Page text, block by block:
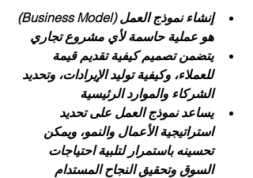
إنشاء نموذج العمل (Business Model)
هو عملية حاسمة لأي مشروع تجاري
يتضمن تصميم كيفية تقديم قيمة
للعملاء، وكيفية توليد الإيرادات، وتحديد
الشركاء والموارد الرئيسية
يساعد نموذج العمل على تحديد
استراتيجية الأعمال والنمو، ويمكن
تحسينه باستمرار لتلبية احتياجات
السوق وتحقيق النجاح المستدام